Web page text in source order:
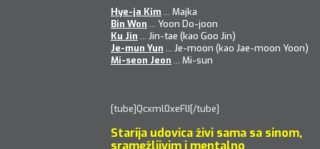
Hye-ja Kim ... Majka
Bin Won ... Yoon Do-joon
Ku Jin ... Jin-tae (kao Goo Jin)
Je-mun Yun ... Je-moon (kao Jae-moon Yoon)
Mi-seon Jeon ... Mi-sun
[tube]Qcxml0xeFlI[/tube]
Starija udovica živi sama sa sinom,
sramežljivim i mentalno